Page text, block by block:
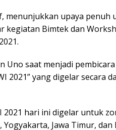
menunjukkan upaya penuh
kegiatan Bimtek dan
Uno saat menjadi
2021” yang digelar secara
hari ini digelar untuk
Jawa Timur, dan